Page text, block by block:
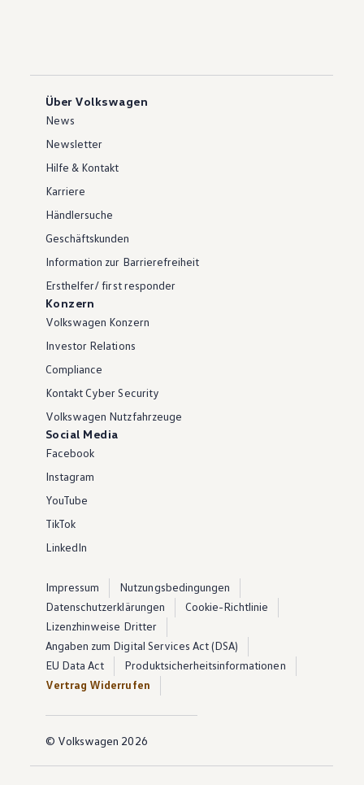
Über Volkswagen
News
Newsletter
Hilfe & Kontakt
Karriere
Händlersuche
Geschäftskunden
Information zur Barrierefreiheit
Ersthelfer/ first responder
Konzern
Volkswagen Konzern
Investor Relations
Compliance
Kontakt Cyber Security
Volkswagen Nutzfahrzeuge
Social Media
Facebook
Instagram
YouTube
TikTok
LinkedIn
Impressum
Nutzungsbedingungen
Datenschutzerklärungen
Cookie-Richtlinie
Lizenzhinweise Dritter
Angaben zum Digital Services Act (DSA)
EU Data Act
Produktsicherheitsinformationen
Vertrag Widerrufen
© Volkswagen 2026